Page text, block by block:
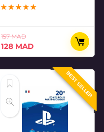
★★★★★
157MAD
Le
prix
157 MAD.
128 MADLe
prix
actuel
128 MAD.BEST SELLER